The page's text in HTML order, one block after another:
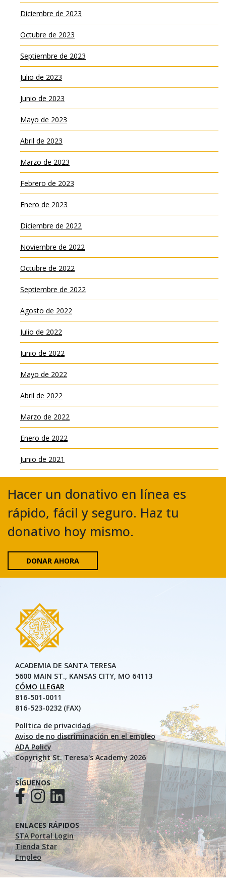
Diciembre de 2023
Octubre de 2023
Septiembre de 2023
Julio de 2023
Junio de 2023
Mayo de 2023
Abril de 2023
Marzo de 2023
Febrero de 2023
Enero de 2023
Diciembre de 2022
Noviembre de 2022
Octubre de 2022
Septiembre de 2022
Agosto de 2022
Julio de 2022
Junio de 2022
Mayo de 2022
Abril de 2022
Marzo de 2022
Enero de 2022
Junio de 2021
Hacer un donativo en línea es
rápido, fácil y seguro. Haz tu
donativo hoy mismo.
DONAR AHORA
ACADEMIA DE SANTA TERESA
5600 MAIN ST., KANSAS CITY, MO 64113
CÓMO LLEGAR
816-501-0011
816-523-0232 (FAX)
Política de privacidad
Aviso de no discriminación en el empleo
ADA Policy
Copyright St. Teresa's Academy 2026
SÍGUENOS
ENLACES RÁPIDOS
STA Portal Login
Tienda Star
Empleo